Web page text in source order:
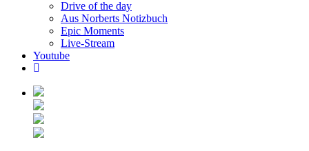
Drive of the day
Aus Norberts Notizbuch
Epic Moments
Live-Stream
Youtube